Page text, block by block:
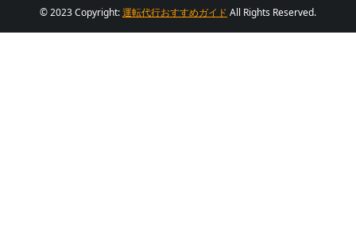
© 2023 Copyright:運転代行おすすめガイド All Rights Reserved.